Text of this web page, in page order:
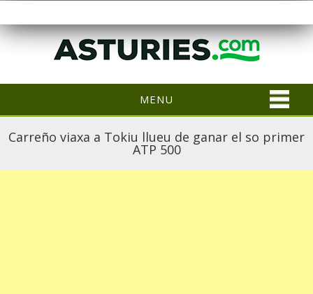
MENU
Carreño viaxa a Tokiu llueu de ganar el so primer
ATP 500